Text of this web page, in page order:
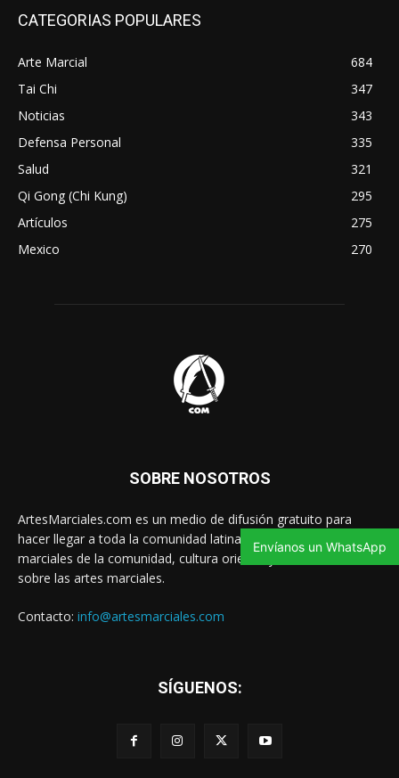
CATEGORIAS POPULARES
Arte Marcial
684
Tai Chi
347
Noticias
343
Defensa Personal
335
Salud
321
Qi Gong (Chi Kung)
295
Artículos
275
Mexico
270
SOBRE NOSOTROS
ArtesMarciales.com es un medio de difusión gratuito para
hacer llegar a toda la comunidad latina las noticias de artes
marciales de la comunidad, cultura oriental y contenido valioso
sobre las artes marciales.
Contacto: info@artesmarciales.com
SÍGUENOS:
Envíanos un WhatsApp